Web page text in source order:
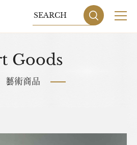
Goods
藝術商品